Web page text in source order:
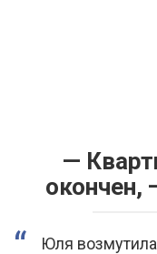
—
окончен,
Юля